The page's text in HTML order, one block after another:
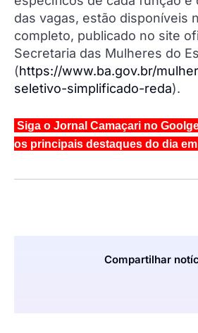
das vagas, estão disponíveis
completo, publicado no site
Secretaria das Mulheres do
(https://www.ba.gov.br/
seletivo-simplificado-reda).
Siga o Jornal Camaçari no
os principais destaques do dia
Compartilhar